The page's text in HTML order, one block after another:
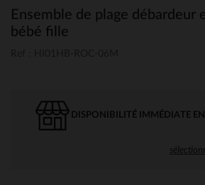
Ensemble de plage débardeur
bébé fille
DISPONIBILITÉ IMMÉDIATE